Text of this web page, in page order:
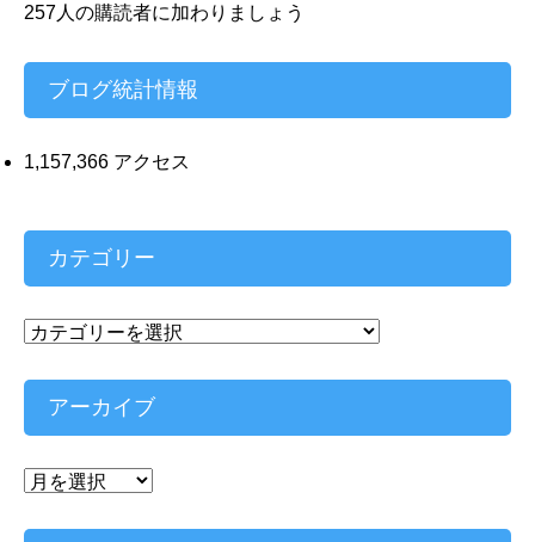
ド
ス
257人の購読者に加わりましょう
ブログ統計情報
1,157,366 アクセス
カテゴリー
カ
ゴ
ー
アーカイブ
ア
カ